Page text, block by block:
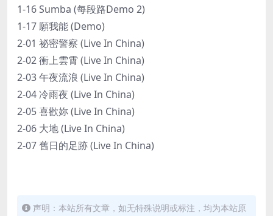
1-16 Sumba (每段路Demo 2)
1-17 願我能 (Demo)
2-01 祕密警察 (Live In China)
2-02 衝上雲霄 (Live In China)
2-03 午夜流浪 (Live In China)
2-04 冷雨夜 (Live In China)
2-05 喜歡妳 (Live In China)
2-06 大地 (Live In China)
2-07 舊日的足跡 (Live In China)
声明：本站所有文章，如无特殊说明或标注，均为本站原